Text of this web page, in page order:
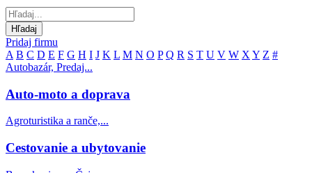
Pridaj firmu
A B C D E F G H I J K L M N O P Q R S T U V W X Y Z #
Autobazár, Predaj...
Auto-moto a doprava
Agroturistika a ranče,...
Cestovanie a ubytovanie